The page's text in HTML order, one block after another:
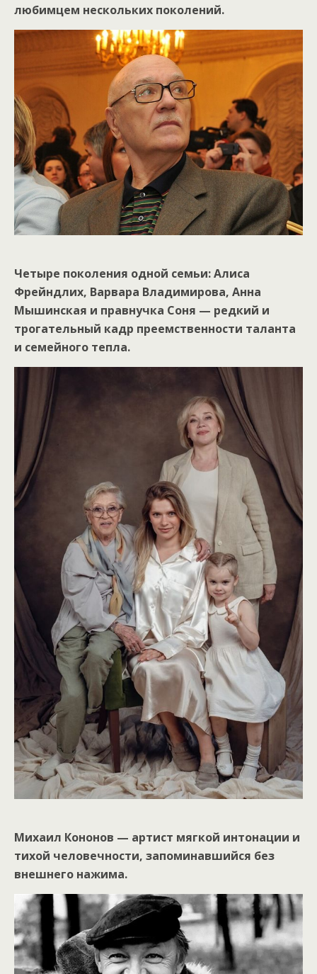
любимцем нескольких поколений.
Четыре поколения одной семьи: Алиса
Фрейндлих, Варвара Владимирова, Анна
Мышинская и правнучка Соня — редкий и
трогательный кадр преемственности таланта
и семейного тепла.
Михаил Кононов — артист мягкой интонации и
тихой человечности, запоминавшийся без
внешнего нажима.